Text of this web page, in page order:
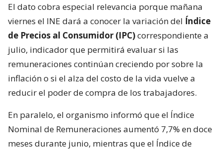
El dato cobra especial relevancia porque mañana
viernes el INE dará a conocer la variación del Índice
de Precios al Consumidor (IPC)correspondiente a
julio, indicador que permitirá evaluar si las
remuneraciones continúan creciendo por sobre la
inflación o si el alza del costo de la vida vuelve a
reducir el poder de compra de los trabajadores.
En paralelo, el organismo informó que el Índice
Nominal de Remuneraciones aumentó 7,7% en doce
meses durante junio, mientras que el Índice de